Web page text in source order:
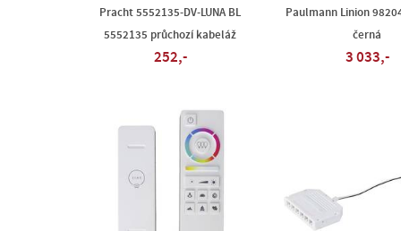
Pracht 5552135-DV-LUNA BL
5552135 průchozí kabeláž
252,-
Paulmann Linion
černá
3 033,-